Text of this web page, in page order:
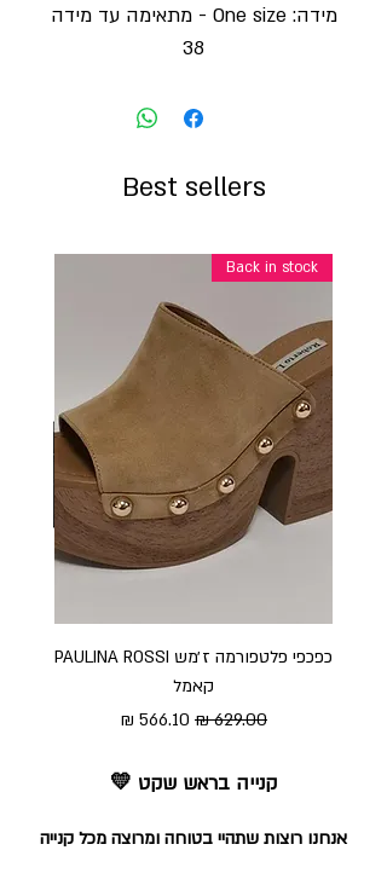
מידה: One size - מתאימה עד מידה
38
Best sellers
Back in stock
כפכפי פלטפורמה ז׳מש PAULINA ROSSI
קאמל
מחיר רגיל מחיר מבצע
קנייה בראש שקט 💛
אנחנו רוצות שתהיי בטוחה ומרוצה מכל קנייה